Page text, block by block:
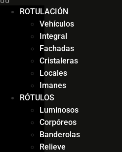
ROTULACIÓN
Vehículos
Integral
Fachadas
Cristaleras
Locales
Imanes
RÓTULOS
Luminosos
Corpóreos
Banderolas
Relieve